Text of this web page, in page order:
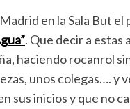
en la Sala But
. Que decir a
haciendo rocanrol
unos colegas…. y
sus inicios y que no